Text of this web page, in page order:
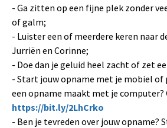
- Ga zitten op een fijne plek zonder
of galm;
- Luister een of meerdere keren naar
Jurriën en Corinne;
- Doe dan je geluid heel zacht of zet
- Start jouw opname met je mobiel of
een opname maakt met je computer?
https://bit.ly/2LhCrko
- Ben je tevreden over jouw opname?